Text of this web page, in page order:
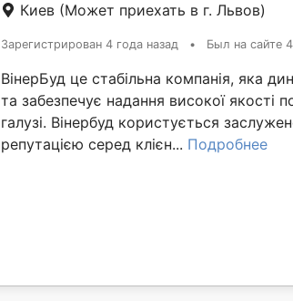
Киев (Может приехать в г. Львов)
Зарегистрирован 4 года назад • Был на сайте
ВінерБуд це стабільна компанія, яка
та забезпечує надання високої якості
галузі. Вінербуд користується
репутацією серед клієн... Подробнее